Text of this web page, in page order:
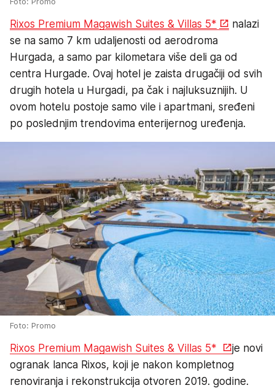
Rixos Premium Magawish Suites & Villas 5*
nalazi
se na samo 7 km udaljenosti od aerodroma
Hurgada, a samo par kilometara više deli ga od
centra Hurgade. Ovaj hotel je zaista drugačiji od svih
drugih hotela u Hurgadi, pa čak i najluksuznijih. U
ovom hotelu postoje samo vile i apartmani, sređeni
po poslednjim trendovima enterijernog uređenja.
Foto: Promo
Rixos Premium Magawish Suites & Villas 5*
je novi
ogranak lanca Rixos, koji je nakon kompletnog
renoviranja i rekonstrukcija otvoren 2019. godine.